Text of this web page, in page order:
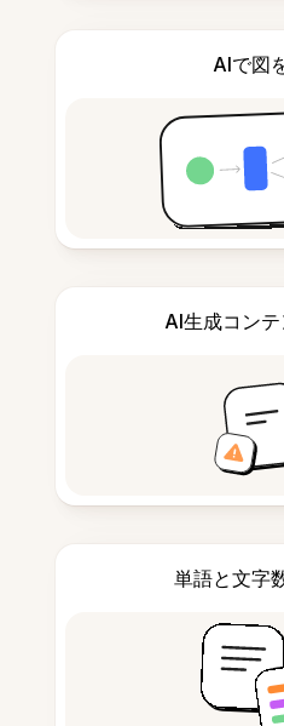
AIで図
AI生成コン
単語と文字